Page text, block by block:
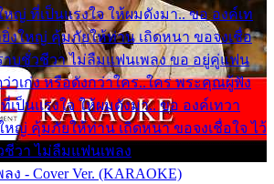
หญ่ ที่เป็นแรงใจ ให้ผมดังมา.. ขอ องค์เท
งใหญ่ คุ้มภัยให้ท่าน เถิดหนา ขอจงเชื่อ
าบชั่วชีวา ไม่ลืมแฟนเพลง ขอ อยู่คู่แฟน
ว่าเก่ง หรือดังกว่าใคร..ใคร พระคุณผู้ฟัง
เป็นแรงใจ ให้ผมดังมา.. ขอ องค์เทวา
หญ่ คุ้มภัยให้ท่าน เถิดหนา ขอจงเชื่อใจ ไว้
ชีวา ไม่ลืมแฟนเพลง
- Cover Ver. (KARAOKE)